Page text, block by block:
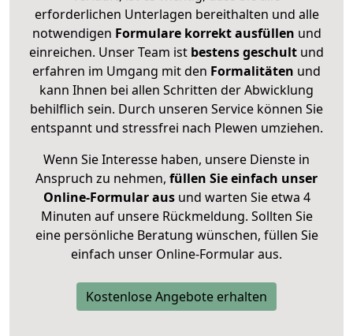
erforderlichen Unterlagen bereithalten und alle
notwendigen Formulare korrekt ausfüllen und
einreichen. Unser Team ist bestens geschult und
erfahren im Umgang mit den Formalitäten und
kann Ihnen bei allen Schritten der Abwicklung
behilflich sein. Durch unseren Service können Sie
entspannt und stressfrei nach Plewen umziehen.
Wenn Sie Interesse haben, unsere Dienste in
Anspruch zu nehmen, füllen Sie einfach unser
Online-Formular ausund warten Sie etwa 4
Minuten auf unsere Rückmeldung. Sollten Sie
eine persönliche Beratung wünschen, füllen Sie
einfach unser Online-Formular aus.
Kostenlose Angebote erhalten